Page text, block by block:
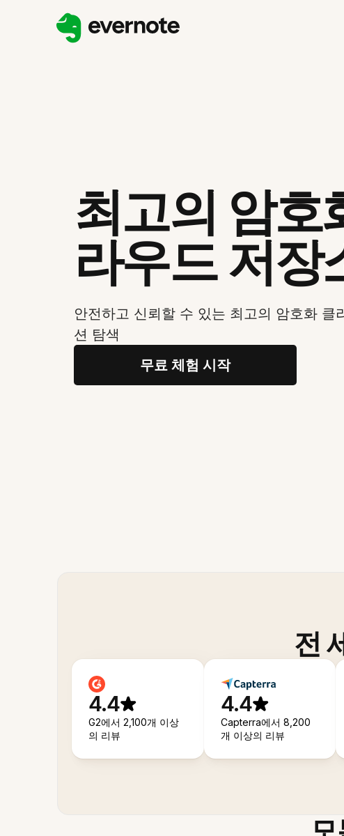
최고의 암호
라우드 저장
안전하고 신뢰할 수 있는 최고의 암호화 클
션 탐색
무료 체험 시작
전
4.4
G2에서 2,100개 이상
의 리뷰
4.4
Capterra에서 8,200
개 이상의 리뷰